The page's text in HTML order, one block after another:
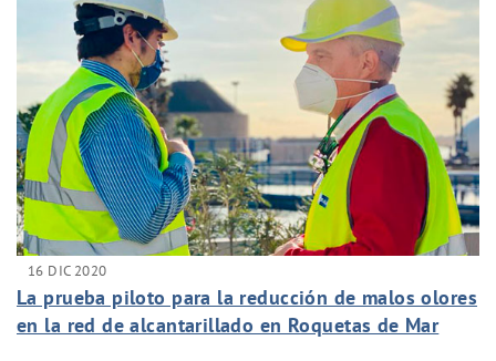
16 DIC 2020
La prueba piloto para la reducción de malos olores
en la red de alcantarillado en Roquetas de Mar